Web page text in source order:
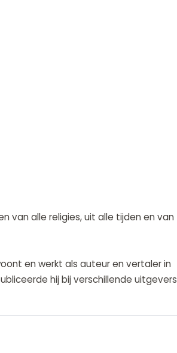
van alle religies, uit alle tijden en van
en werkt als auteur en vertaler in
hij bij verschillende uitgevers